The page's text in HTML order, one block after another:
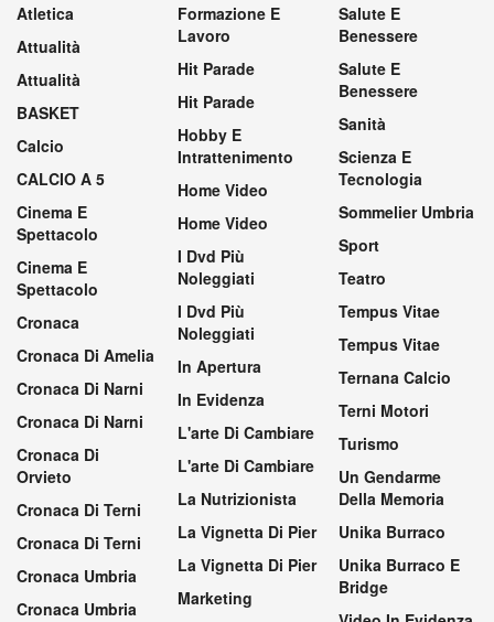
Atletica
Attualità
Attualità
BASKET
Calcio
CALCIO A 5
Cinema E
Spettacolo
Cinema E
Spettacolo
Cronaca
Cronaca Di Amelia
Cronaca Di Narni
Cronaca Di Narni
Cronaca Di
Orvieto
Cronaca Di Terni
Cronaca Di Terni
Cronaca Umbria
Cronaca Umbria
Formazione E
Lavoro
Hit Parade
Hit Parade
Hobby E
Intrattenimento
Home Video
Home Video
I Dvd Più
Noleggiati
I Dvd Più
Noleggiati
In Apertura
In Evidenza
L'arte Di Cambiare
L'arte Di Cambiare
La Nutrizionista
La Vignetta Di Pier
La Vignetta Di Pier
Marketing
Salute E
Benessere
Salute E
Benessere
Sanità
Scienza E
Tecnologia
Sommelier Umbria
Sport
Teatro
Tempus Vitae
Tempus Vitae
Ternana Calcio
Terni Motori
Turismo
Un Gendarme
Della Memoria
Unika Burraco
Unika Burraco E
Bridge